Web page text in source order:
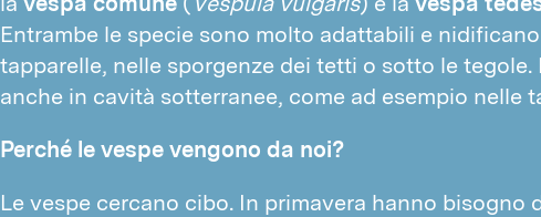
Entrambe le specie sono molto adattabili e
tapparelle, nelle sporgenze dei tetti o sotto le
anche in cavità sotterranee, come ad esempio nelle
Perché le vespe vengono da noi?
Le vespe cercano cibo. In primavera hanno bisogno